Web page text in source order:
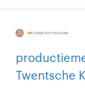
Twentsche